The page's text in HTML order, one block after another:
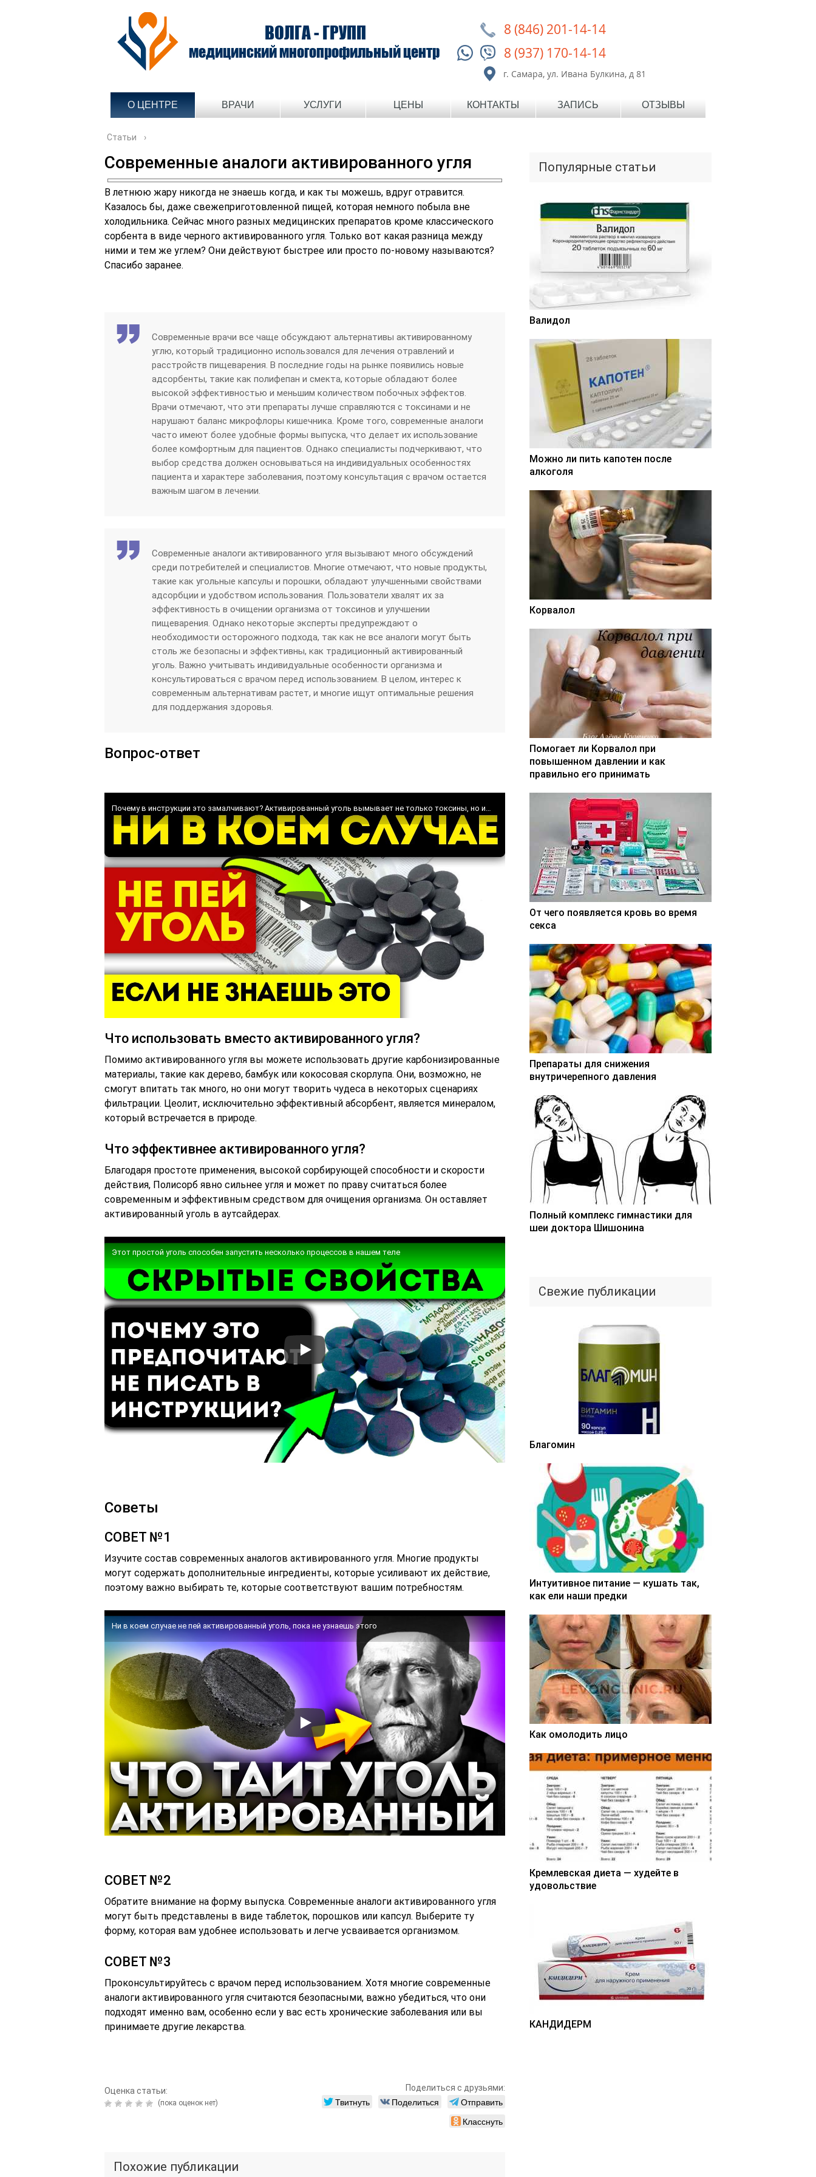
ВОЛГА - ГРУПП
медицинский многопрофильный центр
8 (846) 201-14-14
8 (937) 170-14-14
г. Самара, ул. Ивана Булкина, д 81
О ЦЕНТРЕ ВРАЧИ УСЛУГИ ЦЕНЫ КОНТАКТЫ ЗАПИСЬ ОТЗЫВЫ
Статьи ›
Современные аналоги активированного угля
В летнюю жару никогда не знаешь когда, и как ты можешь, вдруг отравится.
Казалось бы, даже свежеприготовленной пищей, которая немного побыла вне
холодильника. Сейчас много разных медицинских препаратов кроме классического
сорбента в виде черного активированного угля. Только вот какая разница между
ними и тем же углем? Они действуют быстрее или просто по-новому называются?
Спасибо заранее.
Современные врачи все чаще обсуждают альтернативы активированному
углю, который традиционно использовался для лечения отравлений и
расстройств пищеварения. В последние годы на рынке появились новые
адсорбенты, такие как полифепан и смекта, которые обладают более
высокой эффективностью и меньшим количеством побочных эффектов.
Врачи отмечают, что эти препараты лучше справляются с токсинами и не
нарушают баланс микрофлоры кишечника. Кроме того, современные аналоги
часто имеют более удобные формы выпуска, что делает их использование
более комфортным для пациентов. Однако специалисты подчеркивают, что
выбор средства должен основываться на индивидуальных особенностях
пациента и характере заболевания, поэтому консультация с врачом остается
важным шагом в лечении.
Современные аналоги активированного угля вызывают много обсуждений
среди потребителей и специалистов. Многие отмечают, что новые продукты,
такие как угольные капсулы и порошки, обладают улучшенными свойствами
адсорбции и удобством использования. Пользователи хвалят их за
эффективность в очищении организма от токсинов и улучшении
пищеварения. Однако некоторые эксперты предупреждают о
необходимости осторожного подхода, так как не все аналоги могут быть
столь же безопасны и эффективны, как традиционный активированный
уголь. Важно учитывать индивидуальные особенности организма и
консультироваться с врачом перед использованием. В целом, интерес к
современным альтернативам растет, и многие ищут оптимальные решения
для поддержания здоровья.
Вопрос-ответ
Почему в инструкции это замалчивают? Активированный уголь вымывает не только токсины, но и…
Что использовать вместо активированного угля?
Помимо активированного угля вы можете использовать другие карбонизированные
материалы, такие как дерево, бамбук или кокосовая скорлупа. Они, возможно, не
смогут впитать так много, но они могут творить чудеса в некоторых сценариях
фильтрации. Цеолит, исключительно эффективный абсорбент, является минералом,
который встречается в природе.
Что эффективнее активированного угля?
Благодаря простоте применения, высокой сорбирующей способности и скорости
действия, Полисорб явно сильнее угля и может по праву считаться более
современным и эффективным средством для очищения организма. Он оставляет
активированный уголь в аутсайдерах.
Этот простой уголь способен запустить несколько процессов в нашем теле
Советы
СОВЕТ №1
Изучите состав современных аналогов активированного угля. Многие продукты
могут содержать дополнительные ингредиенты, которые усиливают их действие,
поэтому важно выбирать те, которые соответствуют вашим потребностям.
Ни в коем случае не пей активированный уголь, пока не узнаешь этого
СОВЕТ №2
Обратите внимание на форму выпуска. Современные аналоги активированного угля
могут быть представлены в виде таблеток, порошков или капсул. Выберите ту
форму, которая вам удобнее использовать и легче усваивается организмом.
СОВЕТ №3
Проконсультируйтесь с врачом перед использованием. Хотя многие современные
аналоги активированного угля считаются безопасными, важно убедиться, что они
подходят именно вам, особенно если у вас есть хронические заболевания или вы
принимаете другие лекарства.
Оценка статьи:
(пока оценок нет)
Поделиться с друзьями:
Твитнуть Поделиться
Отправить
Класснуть
Похожие публикации
Популярные статьи
Валидол
Можно ли пить капотен после
алкоголя
Корвалол
Помогает ли Корвалол при
повышенном давлении и как
правильно его принимать
От чего появляется кровь во время
секса
Препараты для снижения
внутричерепного давления
Полный комплекс гимнастики для
шеи доктора Шишонина
Свежие публикации
Благомин
Интуитивное питание — кушать так,
как ели наши предки
Как омолодить лицо
Кремлевская диета — худейте в
удовольствие
КАНДИДЕРМ